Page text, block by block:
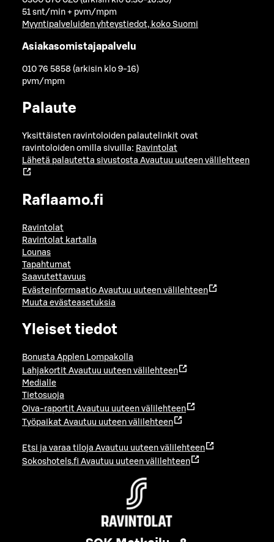
51 snt/min + pvm/mpm
Myyntipalveluiden yhteystiedot, koko Suomi
Asiakasomistajapalvelu
010 76 5858 (arkisin klo 9-16)
pvm/mpm
Palaute
Yksittäisten ravintoloiden palautelinkit ovat
ravintoloiden omilla sivuilla: Ravintolat
Lähetä palautetta sivustosta Avautuu uuteen välilehteen
Raflaamo.fi
Ravintolat
Ravintolat kartalla
Lounas
Tapahtumat
Saavutettavuus
Evästeinformaatio Avautuu uuteen välilehteen
Muuta evästeasetuksia
Yleiset tiedot
Bonusta Applen Lompakolla
Lahjakortit Avautuu uuteen välilehteen
Medialle
Tietosuoja
Oiva-raportit Avautuu uuteen välilehteen
Työpaikat Avautuu uuteen välilehteen
Etsi ja varaa tiloja Avautuu uuteen välilehteen
Sokoshotels.fi Avautuu uuteen välilehteen